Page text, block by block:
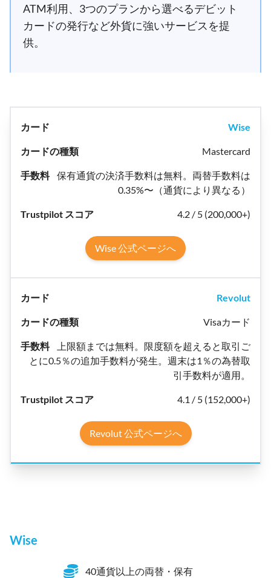
ATM利用、3つのプランから選べるデビット
カードの発行など外貨に強いサービスを提
供。
Wise
Mastercard
保有通貨の決済手数料は無料。両替手数料は
0.35%〜（通貨により異なる）
4.2 / 5 (200,000+)
Wise 公式ページへ
Revolut
Visaカード
上限額までは無料。限度額を超えると取引ご
とに0.5％の追加手数料が発生。週末は1％の為替取
引手数料が適用。
4.1 / 5 (152,000+)
Revolut 公式ページへ
Wise
40通貨以上の両替・保有